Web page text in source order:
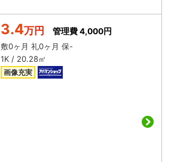
3.4万円
管理費 4,000円
敷0ヶ月 礼0ヶ月 保-
1K / 20.28㎡
画像充実